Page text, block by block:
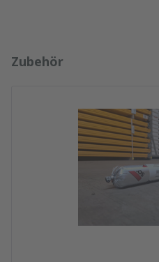
Produktgalerie überspringen
Zubehör